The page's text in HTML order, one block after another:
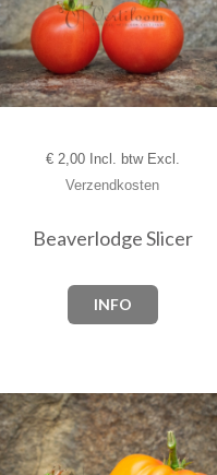
€2,00 Incl. btw Excl.
Verzendkosten
Beaverlodge Slicer
INFO